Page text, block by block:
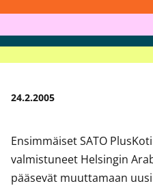
24.2.2005
Ensimmäiset SATO
valmistuneet Helsingin
pääsevät muuttamaan